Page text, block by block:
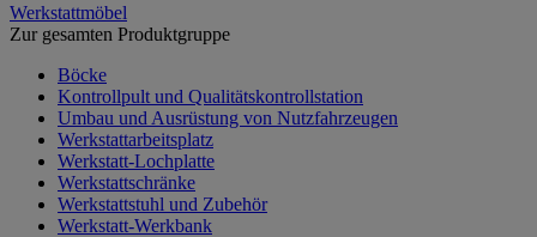
Werkstattmöbel
Zur gesamten Produktgruppe
Böcke
Kontrollpult und Qualitätskontrollstation
Umbau und Ausrüstung von Nutzfahrzeugen
Werkstattarbeitsplatz
Werkstatt-Lochplatte
Werkstattschränke
Werkstattstuhl und Zubehör
Werkstatt-Werkbank